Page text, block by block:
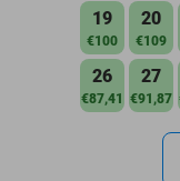
19
€100
20
€109
26
€87,41
27
€91,87